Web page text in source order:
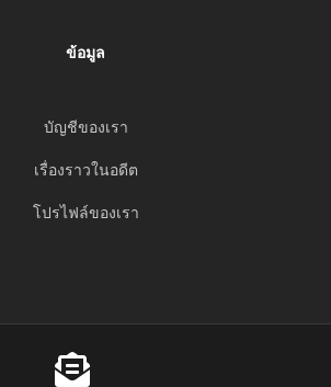
ข้อมูล
บัญชีของเรา
เรื่องราวในอดีต
โปรไฟล์ของเรา